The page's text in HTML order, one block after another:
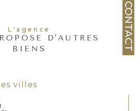
CONTACT
L'agence
D'AUTRES
BIENS
villes